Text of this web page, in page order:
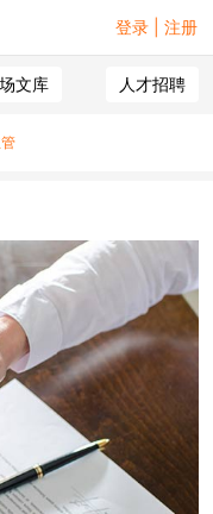
登录 | 注册
文库 人才招聘